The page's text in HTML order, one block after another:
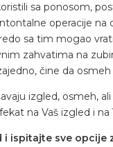
sa ponosom,
operacije na
sa tim mogao
zahvatima na
čine da
izgled, osmeh,
na Vaš izgled i
i ispitajte sve opcije